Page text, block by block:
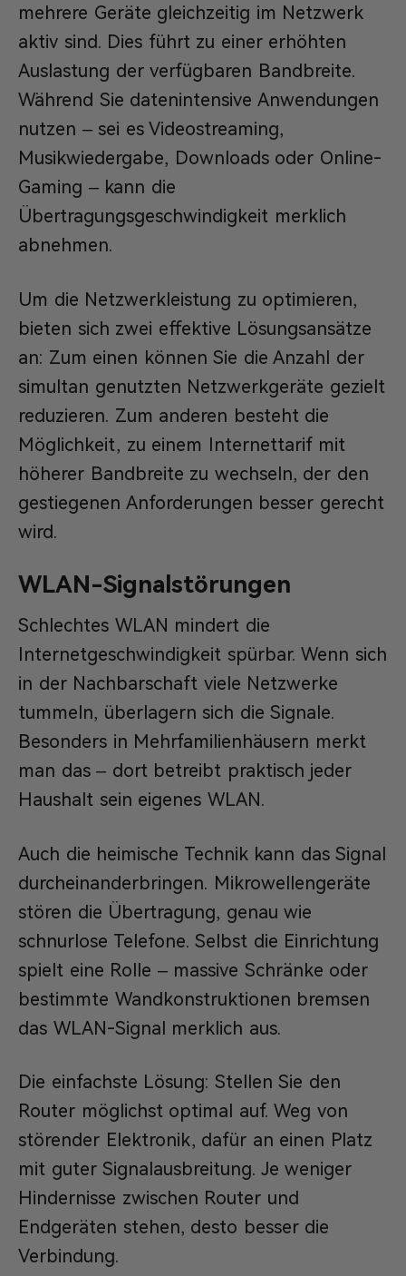
mehrere Geräte gleichzeitig im Netzwerk
aktiv sind. Dies führt zu einer erhöhten
Auslastung der verfügbaren Bandbreite.
Während Sie datenintensive Anwendungen
nutzen – sei es Videostreaming,
Musikwiedergabe, Downloads oder Online-
Gaming – kann die
Übertragungsgeschwindigkeit merklich
abnehmen.
Um die Netzwerkleistung zu optimieren,
bieten sich zwei effektive Lösungsansätze
an: Zum einen können Sie die Anzahl der
simultan genutzten Netzwerkgeräte gezielt
reduzieren. Zum anderen besteht die
Möglichkeit, zu einem Internettarif mit
höherer Bandbreite zu wechseln, der den
gestiegenen Anforderungen besser gerecht
wird.
WLAN-Signalstörungen
Schlechtes WLAN mindert die
Internetgeschwindigkeit spürbar. Wenn sich
in der Nachbarschaft viele Netzwerke
tummeln, überlagern sich die Signale.
Besonders in Mehrfamilienhäusern merkt
man das – dort betreibt praktisch jeder
Haushalt sein eigenes WLAN.
Auch die heimische Technik kann das Signal
durcheinanderbringen. Mikrowellengeräte
stören die Übertragung, genau wie
schnurlose Telefone. Selbst die Einrichtung
spielt eine Rolle – massive Schränke oder
bestimmte Wandkonstruktionen bremsen
das WLAN-Signal merklich aus.
Die einfachste Lösung: Stellen Sie den
Router möglichst optimal auf. Weg von
störender Elektronik, dafür an einen Platz
mit guter Signalausbreitung. Je weniger
Hindernisse zwischen Router und
Endgeräten stehen, desto besser die
Verbindung.